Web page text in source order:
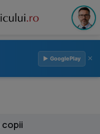
▶ GooglePlay ×